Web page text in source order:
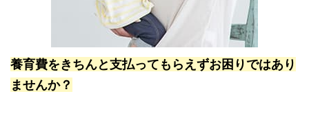
養育費をきちんと支払ってもらえずお困りではあり
ませんか？